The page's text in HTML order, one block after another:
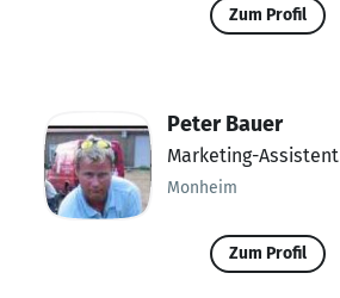
Zum Profil
Peter Bauer
Marketing-Assistent
Monheim
Zum Profil